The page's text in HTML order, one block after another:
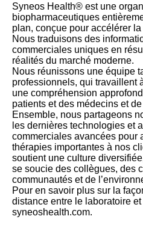
Syneos Health® est une
biopharmaceutiques
plan, conçue pour accélérer
Nous traduisons des
commerciales uniques en
réalités du marché moderne.
Nous réunissons une équipe
professionnels, qui travaillent
une compréhension
patients et des médecins et
Ensemble, nous partageons
les dernières technologies et
commerciales avancées pour
thérapies importantes à nos
soutient une culture
se soucie des collègues, des
communautés et de
Pour en savoir plus sur la
distance entre le laboratoire
syneoshealth.com.